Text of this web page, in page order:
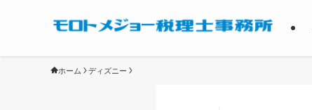
ホーム ディズニー